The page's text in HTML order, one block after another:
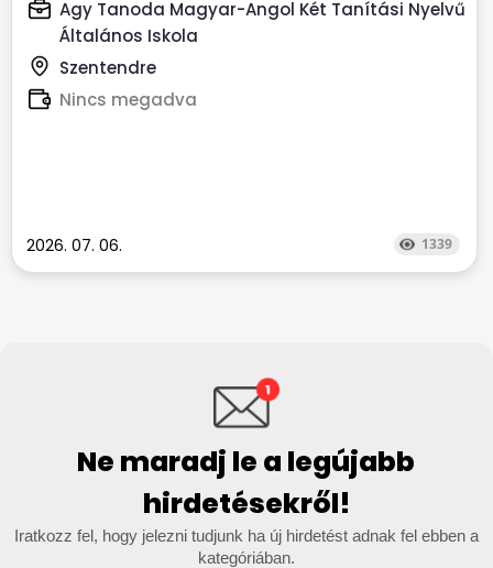
Agy Tanoda Magyar-Angol Két Tanítási Nyelvű
Általános Iskola
Szentendre
Nincs megadva
2026. 07. 06. 1339
Ne maradj le a legújabb
hirdetésekről!
Iratkozz fel, hogy jelezni tudjunk ha új hirdetést adnak fel ebben a
kategóriában.